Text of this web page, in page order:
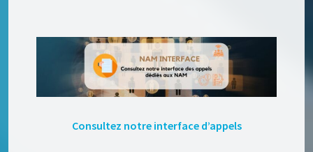
Consultez notre interface d’appels